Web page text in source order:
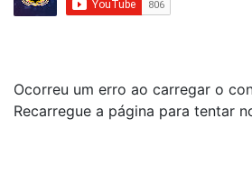
Ocorreu um erro ao carregar o
Recarregue a página para tentar